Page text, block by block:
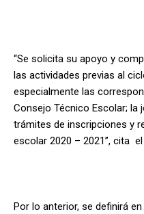
“Se solicita su apoyo y
las actividades previas al
especialmente las
Consejo Técnico Escolar; la
trámites de inscripciones y
escolar 2020 – 2021”, cita
Por lo anterior, se definirá